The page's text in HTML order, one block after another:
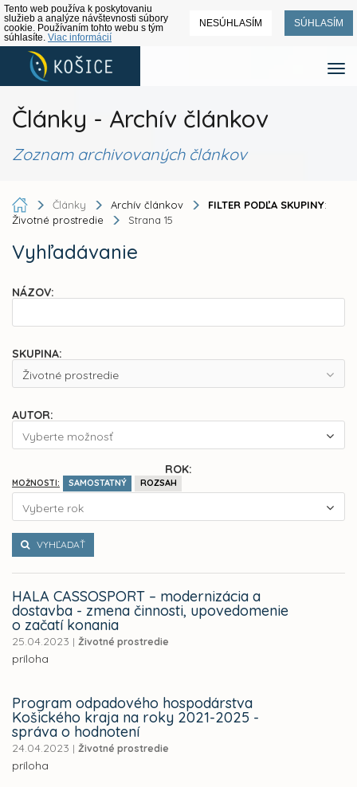
Tento web používa k poskytovaniu
služieb a analýze návštevnosti súbory
cookie. Používaním tohto webu s tým
súhlasíte. Viac informácií
NESÚHLASÍM SÚHLASÍM
Články - Archív článkov
Zoznam archivovaných článkov
Články Archív článkov FILTER PODĽA SKUPINY:
Životné prostredie
Strana 15
Vyhľadávanie
NÁZOV:
SKUPINA:
Životné prostredie
AUTOR:
Vyberte možnosť
ROK:
MOŽNOSTI: SAMOSTATNÝ ROZSAH
Vyberte rok
VYHĽADAŤ
HALA CASSOSPORT – modernizácia a
dostavba - zmena činnosti, upovedomenie
o začatí konania
25.04.2023 | Životné prostredie
príloha
Program odpadového hospodárstva
Košického kraja na roky 2021-2025 -
správa o hodnotení
24.04.2023 | Životné prostredie
príloha